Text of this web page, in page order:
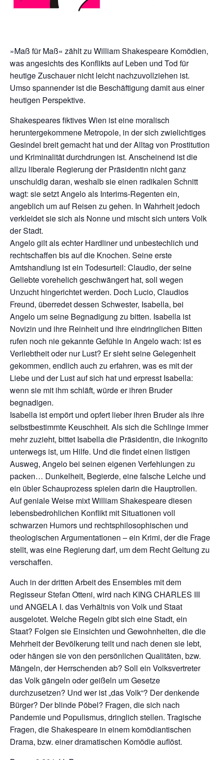
»Maß für Maß« zählt zu William Shakespeare Komödien,
was angesichts des Konflikts auf Leben und Tod für
heutige Zuschauer nicht leicht nachzuvollziehen ist.
Umso spannender ist die Beschäftigung damit aus einer
heutigen Perspektive.
Shakespeares fiktives Wien ist eine moralisch
heruntergekommene Metropole, in der sich zwielichtiges
Gesindel breit gemacht hat und der Alltag von Prostitution
und Kriminalität durchdrungen ist. Anscheinend ist die
allzu liberale Regierung der Präsidentin nicht ganz
unschuldig daran, weshalb sie einen radikalen Schnitt
wagt: sie setzt Angelo als Interims-Regenten ein,
angeblich um auf Reisen zu gehen. In Wahrheit jedoch
verkleidet sie sich als Nonne und mischt sich unters Volk
der Stadt.
Angelo gilt als echter Hardliner und unbestechlich und
rechtschaffen bis auf die Knochen. Seine erste
Amtshandlung ist ein Todesurteil: Claudio, der seine
Geliebte vorehelich geschwängert hat, soll wegen
Unzucht hingerichtet werden. Doch Lucio, Claudios
Freund, überredet dessen Schwester, Isabella, bei
Angelo um seine Begnadigung zu bitten. Isabella ist
Novizin und ihre Reinheit und ihre eindringlichen Bitten
rufen noch nie gekannte Gefühle in Angelo wach: ist es
Verliebtheit oder nur Lust? Er sieht seine Gelegenheit
gekommen, endlich auch zu erfahren, was es mit der
Liebe und der Lust auf sich hat und erpresst Isabella:
wenn sie mit ihm schläft, würde er ihren Bruder
begnadigen.
Isabella ist empört und opfert lieber ihren Bruder als ihre
selbstbestimmte Keuschheit. Als sich die Schlinge immer
mehr zuzieht, bittet Isabella die Präsidentin, die inkognito
unterwegs ist, um Hilfe. Und die findet einen listigen
Ausweg, Angelo bei seinen eigenen Verfehlungen zu
packen… Dunkelheit, Begierde, eine falsche Leiche und
ein übler Schauprozess spielen darin die Hauptrollen.
Auf geniale Weise mixt William Shakespeare diesen
lebensbedrohlichen Konflikt mit Situationen voll
schwarzen Humors und rechtsphilosophischen und
theologischen Argumentationen – ein Krimi, der die Frage
stellt, was eine Regierung darf, um dem Recht Geltung zu
verschaffen.
Auch in der dritten Arbeit des Ensembles mit dem
Regisseur Stefan Otteni, wird nach KING CHARLES III
und ANGELA I. das Verhältnis von Volk und Staat
ausgelotet. Welche Regeln gibt sich eine Stadt, ein
Staat? Folgen sie Einsichten und Gewohnheiten, die die
Mehrheit der Bevölkerung teilt und nach denen sie lebt,
oder hängen sie von den persönlichen Qualitäten, bzw.
Mängeln, der Herrschenden ab? Soll ein Volksvertreter
das Volk gängeln oder geißeln um Gesetze
durchzusetzen? Und wer ist „das Volk“? Der denkende
Bürger? Der blinde Pöbel? Fragen, die sich nach
Pandemie und Populismus, dringlich stellen. Tragische
Fragen, die Shakespeare in einem komödiantischen
Drama, bzw. einer dramatischen Komödie auflöst.